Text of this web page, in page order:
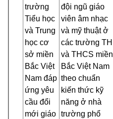
trường
Tiểu học
và Trung
học cơ
sở miền
Bắc Việt
Nam đáp
ứng yêu
cầu đổi
mới giáo
đội ngũ giáo
viên âm nhạc
và mỹ thuật ở
các trường TH
và THCS miền
Bắc Việt Nam
theo chuẩn
kiến thức kỹ
năng ở nhà
trường phổ